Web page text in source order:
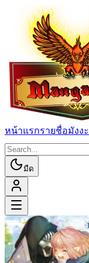
หน้าแรกรายชื่อมังงะ
มืด